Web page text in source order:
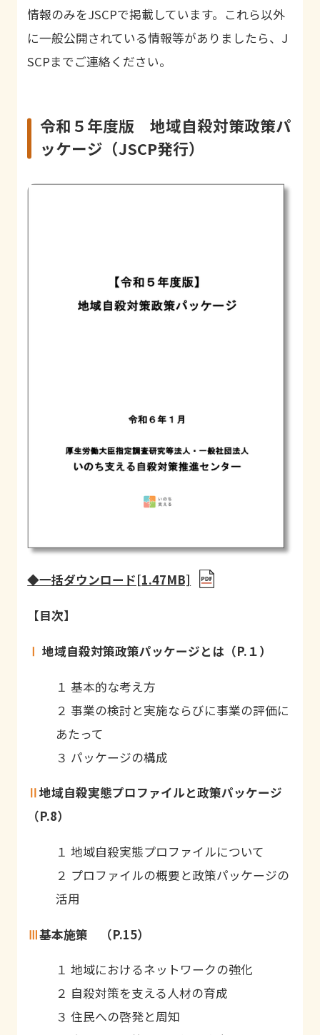
情報のみをJSCPで掲載しています。これら以外
に一般公開されている情報等がありましたら、J
SCPまでご連絡ください。
令和５年度版 地域自殺対策政策パ
ッケージ（JSCP発行）
◆一括ダウンロード[1.47MB]
【目次】
Ⅰ 地域自殺対策政策パッケージとは（P.１）
１ 基本的な考え方
２ 事業の検討と実施ならびに事業の評価に
あたって
３ パッケージの構成
Ⅱ地域自殺実態プロファイルと政策パッケージ
（P.8）
１ 地域自殺実態プロファイルについて
２ プロファイルの概要と政策パッケージの
活用
Ⅲ基本施策 （P.15）
１ 地域におけるネットワークの強化
２ 自殺対策を支える人材の育成
３ 住民への啓発と周知